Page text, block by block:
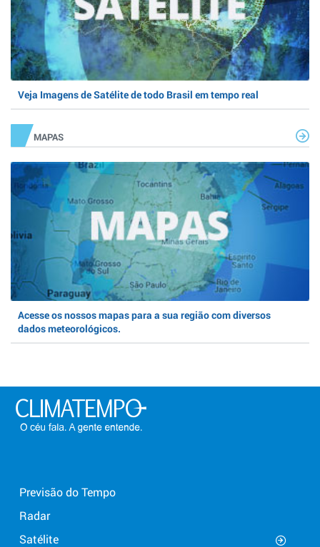
Veja Imagens de Satélite de todo Brasil em tempo real
MAPAS
Acesse os nossos mapas para a sua região com diversos
dados meteorológicos.
Previsão do Tempo
Radar
Satélite